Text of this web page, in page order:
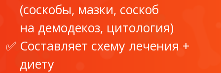
(соскобы, мазки, соскоб
на демодекоз, цитология)
Составляет схему лечения +
диету